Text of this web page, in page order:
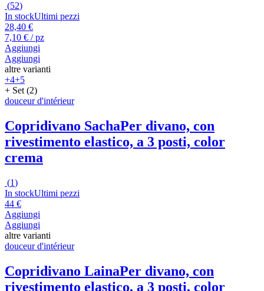
(52)
In stockUltimi pezzi
28,40 €
7,10 € / pz
Aggiungi
Aggiungi
altre varianti
+4+5
+ Set (2)
douceur d'intérieur
Copridivano SachaPer divano, con
rivestimento elastico, a 3 posti, color
crema
(1)
In stockUltimi pezzi
44 €
Aggiungi
Aggiungi
altre varianti
douceur d'intérieur
Copridivano LainaPer divano, con
rivestimento elastico, a 3 posti, color